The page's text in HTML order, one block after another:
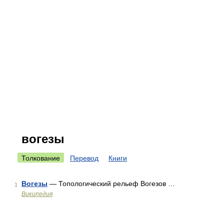
вогезы
Толкование Перевод Книги
1 Вогезы — Топологический рельеф Вогезов …
Википедия